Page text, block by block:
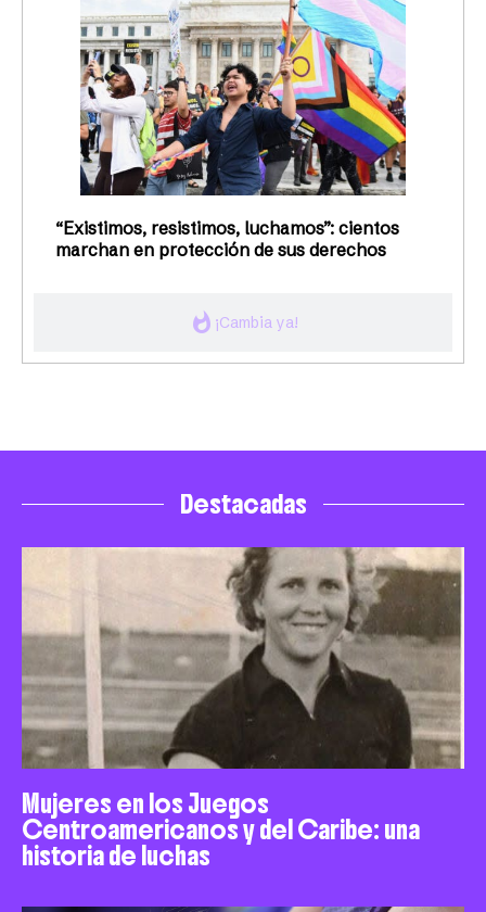
whatshot ¡Cambia ya!
“Existimos, resistimos, luchamos”: cientos
marchan en protección de sus derechos
Destacadas
Mujeres en los Juegos
Centroamericanos y del Caribe: una
historia de luchas